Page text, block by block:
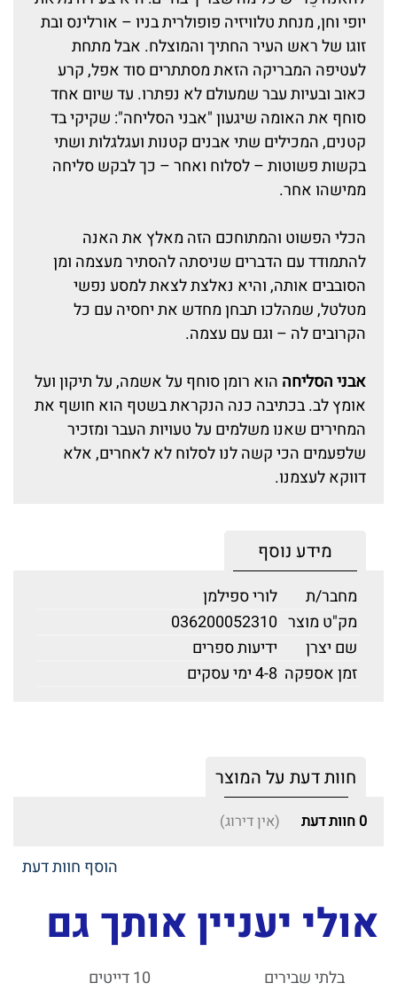
יופי וחן, מנחת טלוויזיה פופולרית בניו – אורלינס ובת
זוגו של ראש העיר החתיך והמוצלח. אבל מתחת
לעטיפה המבריקה הזאת מסתתרים סוד אפל, קרע
כאוב ובעיות עבר שמעולם לא נפתרו. עד שיום אחד
סוחף את האומה שיגעון "אבני הסליחה": שקיקי בד
קטנים, המכילים שתי אבנים קטנות ועגלגלות ושתי
בקשות פשוטות – לסלוח ואחר – כך לבקש סליחה
ממישהו אחר.
הכלי הפשוט והמתוחכם הזה מאלץ את האנה
להתמודד עם הדברים שניסתה להסתיר מעצמה ומן
הסובבים אותה, והיא נאלצת לצאת למסע נפשי
מטלטל, שמהלכו תבחן מחדש את יחסיה עם כל
הקרובים לה – וגם עם עצמה.
אבני הסליחה הוא רומן סוחף על אשמה, על תיקון ועל
אומץ לב. בכתיבה כנה הנקראת בשטף הוא חושף את
המחירים שאנו משלמים על טעויות העבר ומזכיר
שלפעמים הכי קשה לנו לסלוח לא לאחרים, אלא
דווקא לעצמנו.
מידע נוסף
מחבר/ת
לורי ספילמן
מק"ט מוצר 036200052310
שם יצרן
ידיעות ספרים
זמן אספקה 4-8 ימי עסקים
חוות דעת על המוצר
0 חוות דעת (אין דירוג)
הוסף חוות דעת
אולי יעניין אותך גם
בלתי שבירים 10 דייטים